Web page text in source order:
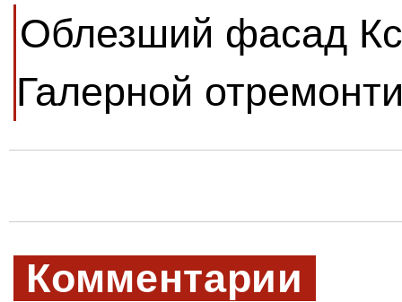
Облезший фасад
Галерной
Комментарии